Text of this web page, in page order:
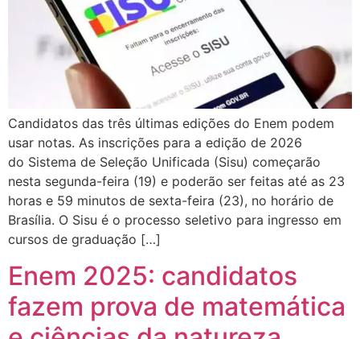
Candidatos das três últimas edições do Enem podem
usar notas. As inscrições para a edição de 2026
do Sistema de Seleção Unificada (Sisu) começarão
nesta segunda-feira (19) e poderão ser feitas até as 23
horas e 59 minutos de sexta-feira (23), no horário de
Brasília. O Sisu é o processo seletivo para ingresso em
cursos de graduação […]
Enem 2025: candidatos
fazem prova de matemática